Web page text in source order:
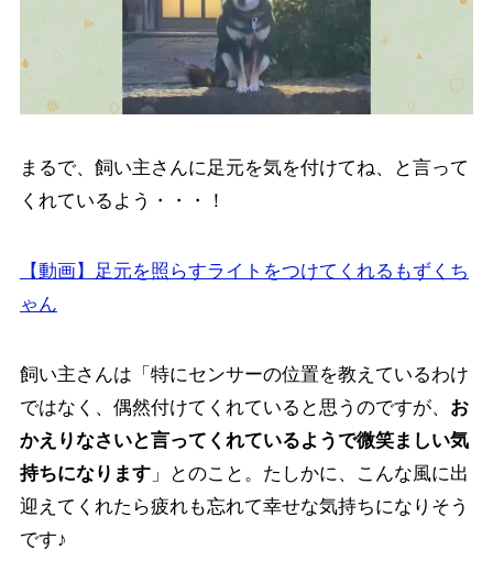
まるで、飼い主さんに足元を気を付けてね、と言って
くれているよう・・・！
【動画】足元を照らすライトをつけてくれるもずくち
ゃん
飼い主さんは「特にセンサーの位置を教えているわけ
ではなく、偶然付けてくれていると思うのですが、 お
かえりなさいと言ってくれているようで微笑ましい気
持ちになります」とのこと。たしかに、こんな風に出
迎えてくれたら疲れも忘れて幸せな気持ちになりそう
です♪